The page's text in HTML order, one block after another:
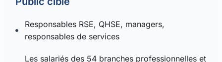
Responsables RSE, QHSE, managers,
responsables de services
Les salariés des 54 branches professionnelles et